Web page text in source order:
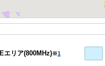
エリア(800MHz)※1